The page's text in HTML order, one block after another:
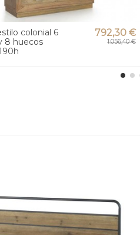
colonial 6
8 huecos
792,30 €
1.056,40 €